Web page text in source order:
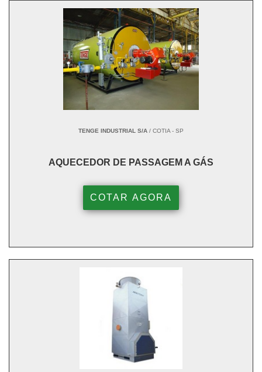
TENGE INDUSTRIAL S/A / COTIA - SP
AQUECEDOR DE PASSAGEM A GÁS
COTAR AGORA